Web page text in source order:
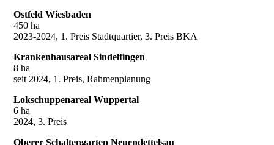
Ostfeld Wiesbaden
450 ha
2023-2024, 1. Preis Stadtquartier, 3. Preis BKA
Krankenhausareal Sindelfingen
8 ha
seit 2024, 1. Preis, Rahmenplanung
Lokschuppenareal Wuppertal
6 ha
2024, 3. Preis
Oberer Schaltengarten Neuendettelsau